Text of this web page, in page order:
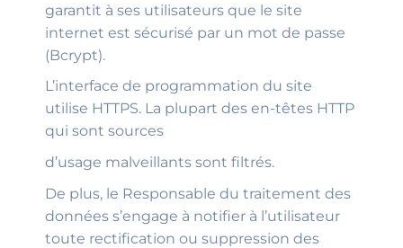
garantit à ses utilisateurs que le site
internet est sécurisé par un mot de passe
(Bcrypt).
L’interface de programmation du site
utilise HTTPS. La plupart des en-têtes HTTP
qui sont sources
d’usage malveillants sont filtrés.
De plus, le Responsable du traitement des
données s’engage à notifier à l’utilisateur
toute rectification ou suppression des